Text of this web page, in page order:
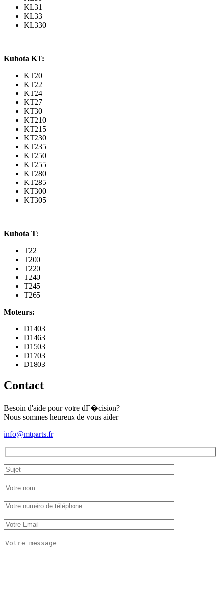
KL31
KL33
KL330
Kubota KT:
KT20
KT22
KT24
KT27
KT30
KT210
KT215
KT230
KT235
KT250
KT255
KT280
KT285
KT300
KT305
Kubota T:
T22
T200
T220
T240
T245
T265
Moteurs:
D1403
D1463
D1503
D1703
D1803
Contact
Besoin d'aide pour votre dГ�cision?
Nous sommes heureux de vous aider
info@mtparts.fr